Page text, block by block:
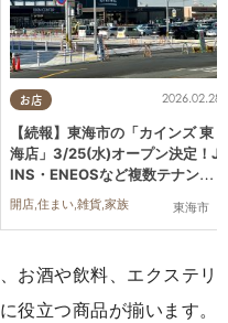
お店
東海市
2026.02.28
【続報】東海市の「カインズ 東
海店」3/25(水)オープン決定！J
INS・ENEOSなど複数テナント
の看板も
開店,住まい,雑貨,家族
お酒や飲料、エクステリ
役立つ商品が揃います。